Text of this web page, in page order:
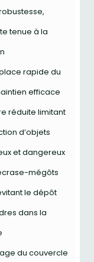
tenue à la
rapide du
efficace
réduite limitant
d’objets
et dangereux
mégôts
le dépôt
dans la
du couvercle